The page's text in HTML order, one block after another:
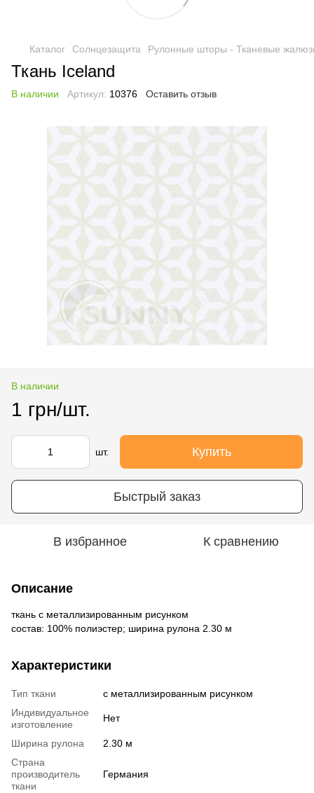
Каталог Солнцезащита Рулонные шторы - Тканевые
Ткань Iceland
В наличии Артикул: 10376 Оставить отзыв
В наличии
1 грн/шт.
шт. Купить
Быстрый заказ
В избранное К сравнению
Описание
ткань с металлизированным рисунком
состав: 100% полиэстер; ширина рулона 2.30 м
Характеристики
Тип ткани
с металлизированным рисунком
Индивидуальное
изготовление
Нет
Ширина рулона
2.30 м
Страна
производитель
ткани
Германия